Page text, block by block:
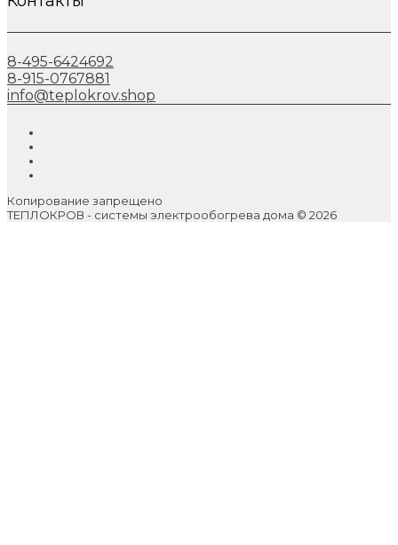
8-495-6424692
8-915-0767881
info@teplokrov.shop
Копирование запрещено
ТЕПЛОКРОВ - системы электрообогрева дома © 2026